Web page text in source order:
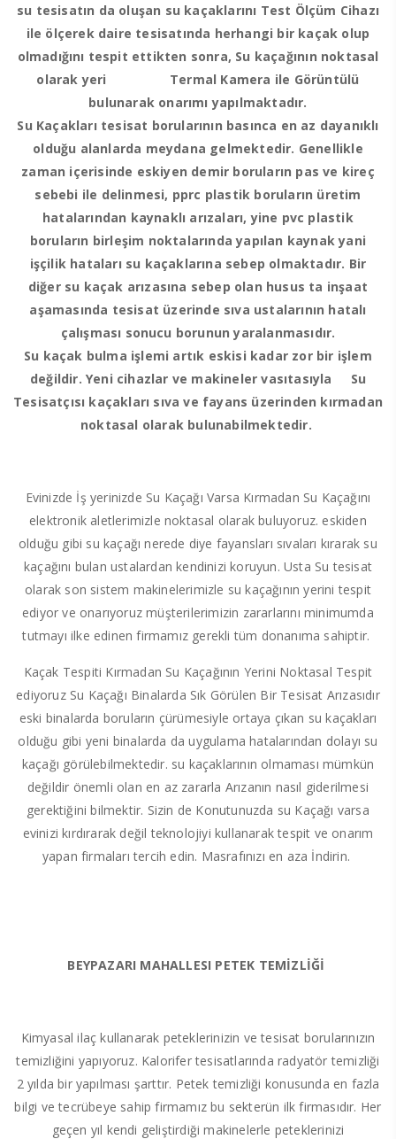
su tesisatın da oluşan su kaçaklarını Test Ölçüm Cihazı
ile ölçerek daire tesisatında herhangi bir kaçak olup
olmadığını tespit ettikten sonra, Su kaçağının noktasal
olarak yeri Termal Kamera ile Görüntülü
bulunarak onarımı yapılmaktadır.
Su Kaçakları tesisat borularının basınca en az dayanıklı
olduğu alanlarda meydana gelmektedir. Genellikle
zaman içerisinde eskiyen demir boruların pas ve kireç
sebebi ile delinmesi, pprc plastik boruların üretim
hatalarından kaynaklı arızaları, yine pvc plastik
boruların birleşim noktalarında yapılan kaynak yani
işçilik hataları su kaçaklarına sebep olmaktadır. Bir
diğer su kaçak arızasına sebep olan husus ta inşaat
aşamasında tesisat üzerinde sıva ustalarının hatalı
çalışması sonucu borunun yaralanmasıdır.
Su kaçak bulma işlemi artık eskisi kadar zor bir işlem
değildir. Yeni cihazlar ve makineler vasıtasıyla Su
Tesisatçısı kaçakları sıva ve fayans üzerinden kırmadan
noktasal olarak bulunabilmektedir.
Evinizde İş yerinizde Su Kaçağı Varsa Kırmadan Su Kaçağını
elektronik aletlerimizle noktasal olarak buluyoruz. eskiden
olduğu gibi su kaçağı nerede diye fayansları sıvaları kırarak su
kaçağını bulan ustalardan kendinizi koruyun. Usta Su tesisat
olarak son sistem makinelerimizle su kaçağının yerini tespit
ediyor ve onarıyoruz müşterilerimizin zararlarını minimumda
tutmayı ilke edinen firmamız gerekli tüm donanıma sahiptir.
Kaçak Tespiti Kırmadan Su Kaçağının Yerini Noktasal Tespit
ediyoruz Su Kaçağı Binalarda Sık Görülen Bir Tesisat Arızasıdır
eski binalarda boruların çürümesiyle ortaya çıkan su kaçakları
olduğu gibi yeni binalarda da uygulama hatalarından dolayı su
kaçağı görülebilmektedir. su kaçaklarının olmaması mümkün
değildir önemli olan en az zararla Arızanın nasıl giderilmesi
gerektiğini bilmektir. Sizin de Konutunuzda su Kaçağı varsa
evinizi kırdırarak değil teknolojiyi kullanarak tespit ve onarım
yapan firmaları tercih edin. Masrafınızı en aza İndirin.
BEYPAZARI MAHALLESI PETEK TEMİZLİĞİ
Kimyasal ilaç kullanarak peteklerinizin ve tesisat borularınızın
temizliğini yapıyoruz. Kalorifer tesisatlarında radyatör temizliği
2 yılda bir yapılması şarttır. Petek temizliği konusunda en fazla
bilgi ve tecrübeye sahip firmamız bu sekterün ilk firmasıdır. Her
geçen yıl kendi geliştirdiği makinelerle peteklerinizi